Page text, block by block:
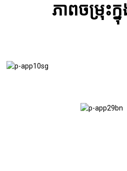
ភាពចម្រុះក្